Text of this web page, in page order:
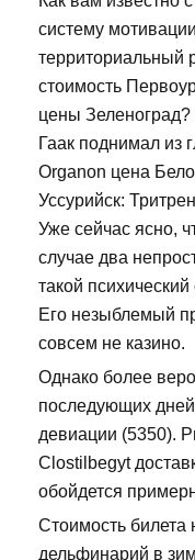
систему
территориальный
стоимость
цены
Гаак поднимал из
Organon цена
Уссурийск:
Уже сейчас ясно,
случае два
такой
Его незыблемый
совсем не казино.
Однако более
последующих
девиации (5350).
Clostilbegyt
обойдется
Стоимость билета
дельфинарий в